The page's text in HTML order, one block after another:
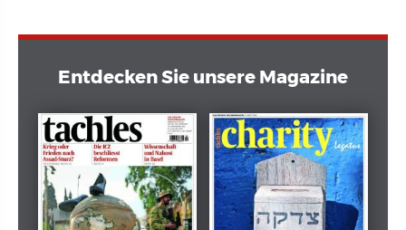
Entdecken Sie unsere Magazine